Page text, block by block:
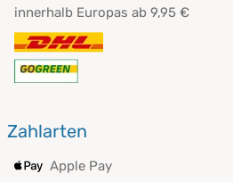
innerhalb Europas ab 9,95 €
Zahlarten
Apple Pay